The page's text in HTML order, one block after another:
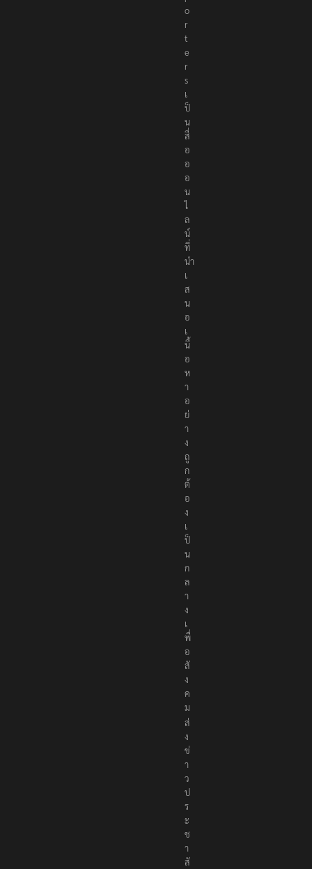
o
r
t
e
r
s
เ
ป็
น
สื่
อ
อ
อ
น
ไ
ล
น์
ที่
นำ
เ
ส
น
อ
เ
นื้
อ
ห
า
อ
ย่
า
ง
ถู
ก
ต้
อ
ง
เ
ป็
น
ก
ล
า
ง
เ
พื่
อ
สั
ง
ค
ม
ส่
ง
ข่
า
ว
ป
ร
ะ
ช
า
สั